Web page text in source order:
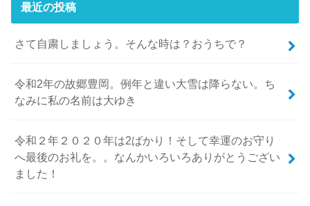
最近の投稿
さて自粛しましょう。そんな時は？おうちで？
令和2年の故郷豊岡。例年と違い大雪は降らない。ち
なみに私の名前は大ゆき
令和２年２０２０年は2ばかり！そして幸運のお守り
へ最後のお礼を。。なんかいろいろありがとうござい
ました！